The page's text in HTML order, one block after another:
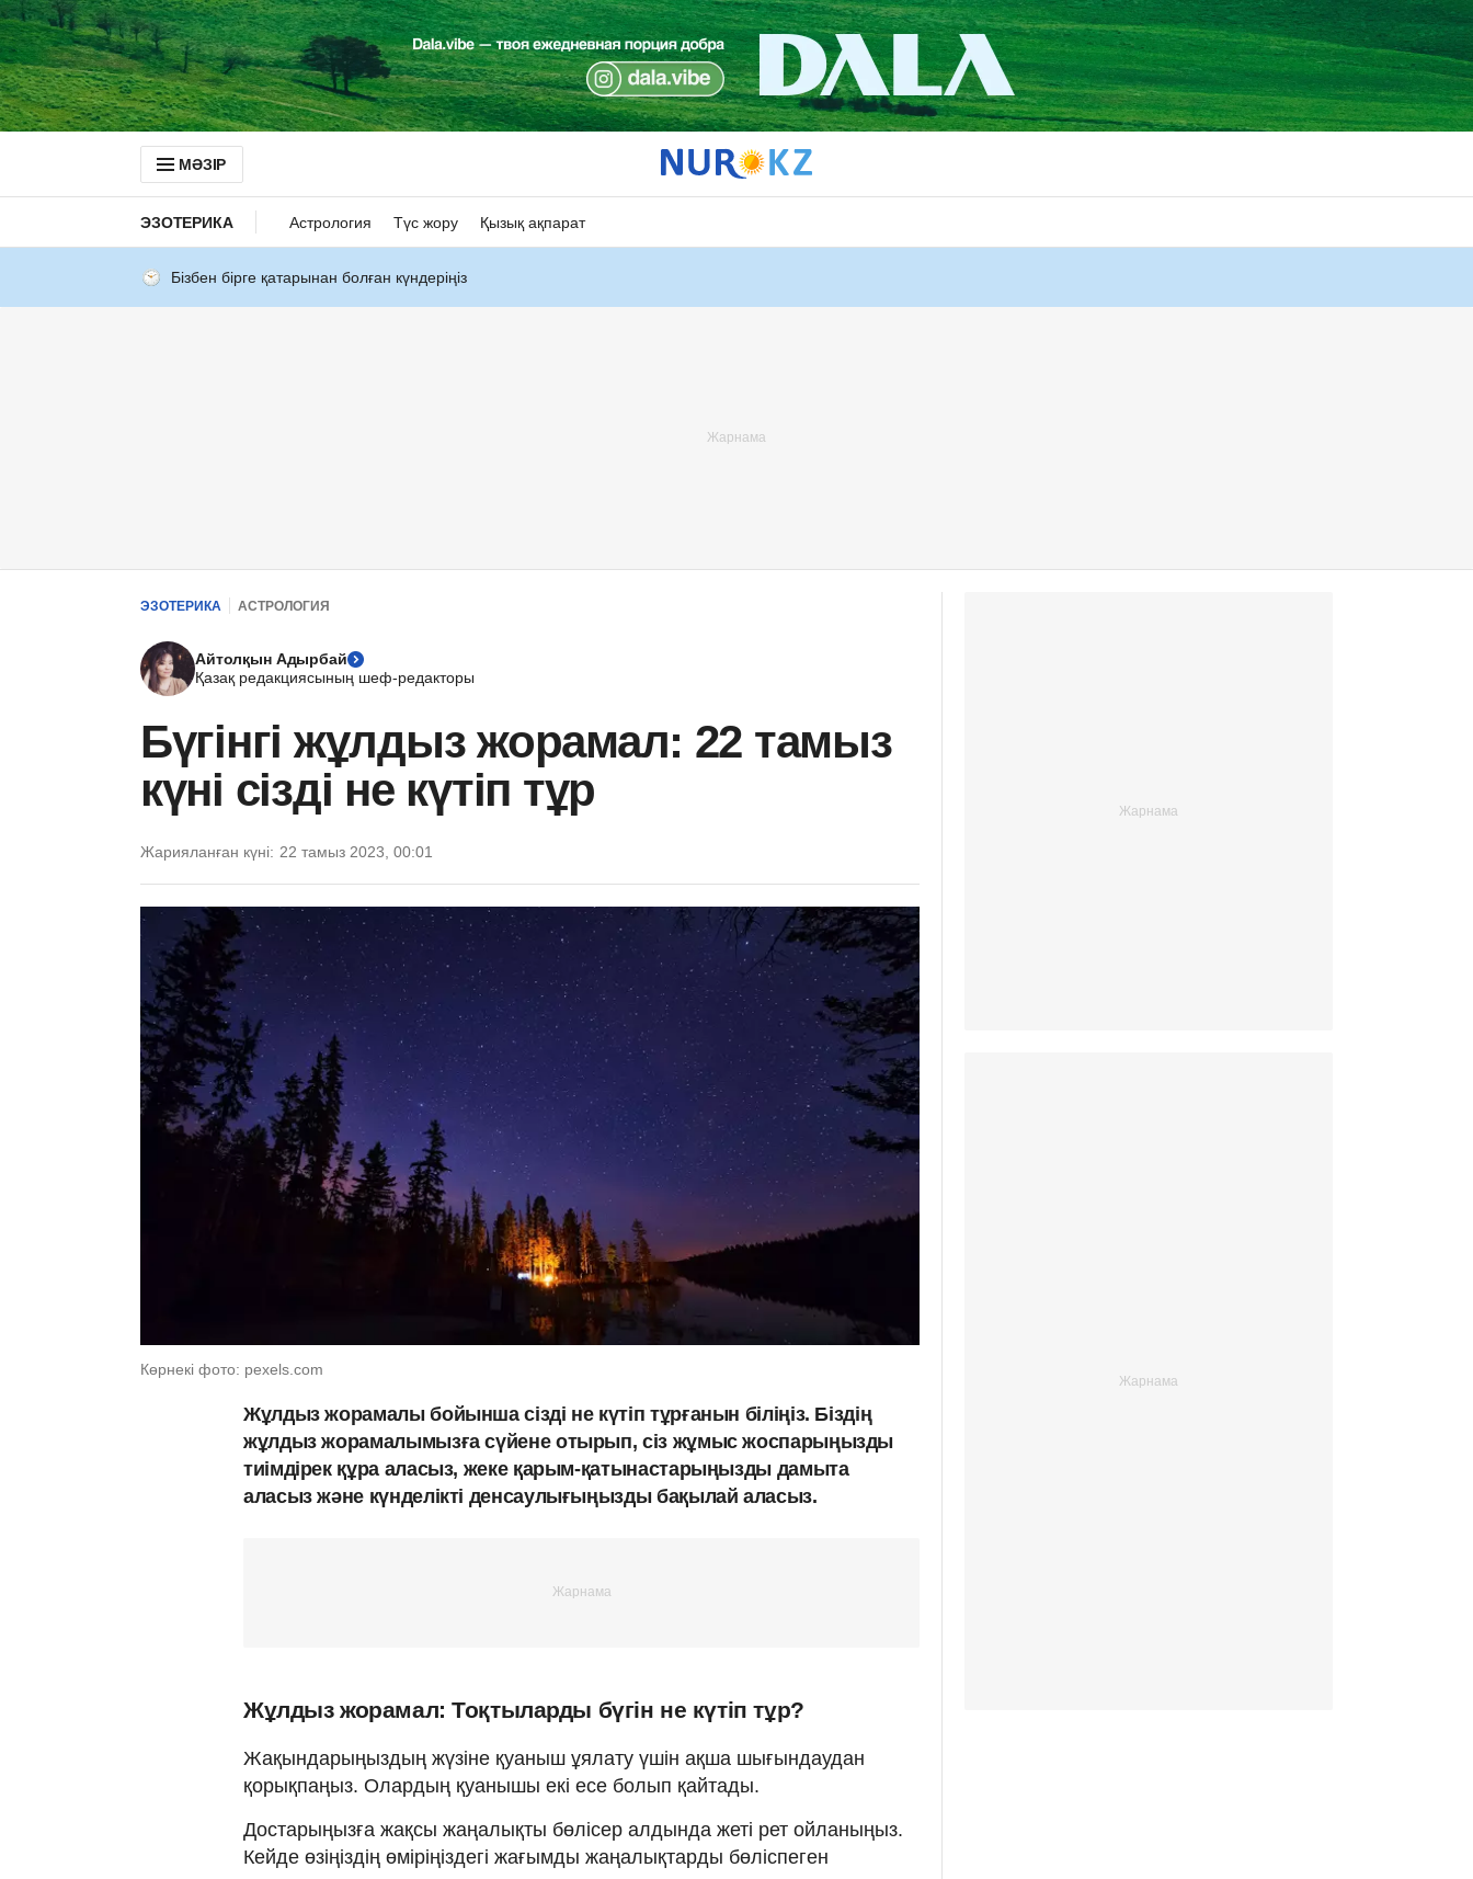
МӘЗІР
ЭЗОТЕРИКА Астрология Түс жору Қызық ақпарат
Бізбен бірге қатарынан болған күндеріңіз
ЭЗОТЕРИКА АСТРОЛОГИЯ
Айтолқын Адырбай
Қазақ редакциясының шеф-редакторы
Бүгінгі жұлдыз жорамал: 22 тамыз
күні сізді не күтіп тұр
Жарияланған күні: 22 тамыз 2023, 00:01
Көрнекі фото: pexels.com
Жұлдыз жорамалы бойынша сізді не күтіп тұрғанын біліңіз. Біздің
жұлдыз жорамалымызға сүйене отырып, сіз жұмыс жоспарыңызды
тиімдірек құра аласыз, жеке қарым-қатынастарыңызды дамыта
аласыз және күнделікті денсаулығыңызды бақылай аласыз.
Жұлдыз жорамал: Тоқтыларды бүгін не күтіп тұр?
Жақындарыңыздың жүзіне қуаныш ұялату үшін ақша шығындаудан
қорықпаңыз. Олардың қуанышы екі есе болып қайтады.
Достарыңызға жақсы жаңалықты бөлісер алдында жеті рет ойланыңыз.
Кейде өзіңіздің өміріңіздегі жағымды жаңалықтарды бөліспеген